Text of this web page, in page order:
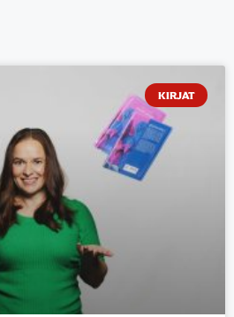
KIRJAT